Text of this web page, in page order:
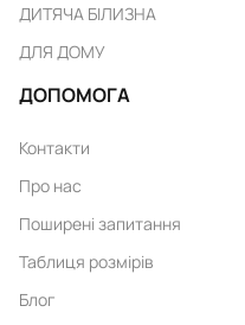
ДИТЯЧА БІЛИЗНА
ДЛЯ ДОМУ
ДОПОМОГА
Контакти
Про нас
Поширені запитання
Таблиця розмірів
Блог